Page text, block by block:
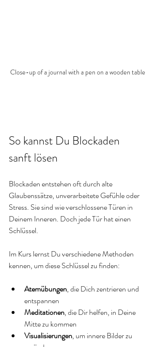
Close-up of a journal with a pen on a wooden table
So kannst Du Blockaden
sanft lösen
Blockaden entstehen oft durch alte
Glaubenssätze, unverarbeitete Gefühle oder
Stress. Sie sind wie verschlossene Türen in
Deinem Inneren. Doch jede Tür hat einen
Schlüssel.
Im Kurs lernst Du verschiedene Methoden
kennen, um diese Schlüssel zu finden:
Atemübungen, die Dich zentrieren und
entspannen
Meditationen, die Dir helfen, in Deine
Mitte zu kommen
Visualisierungen, um innere Bilder zu